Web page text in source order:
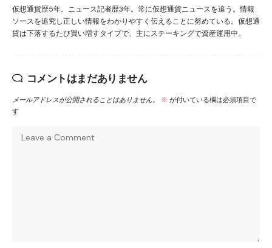
仮想通貨歴5年。ニュース記者歴3年。常に仮想通貨ニュースを追う。情報
ソースを追究し正しい情報をわかりやすく伝えることに努めている。仮想通
貨は下落するたび買い増すタイプで、主にステーキングで資産運用中。
コメントはまだありません
メールアドレスが公開されることはありません。 ※ が付いている欄は必須項目で
す